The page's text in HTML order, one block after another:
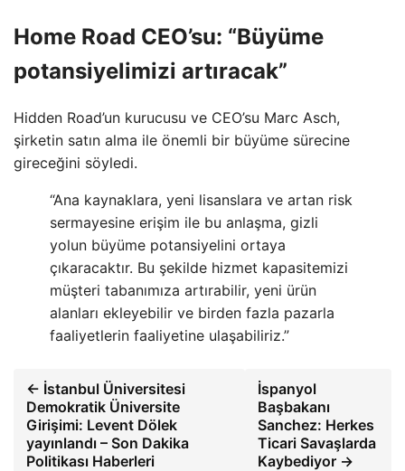
Home Road CEO’su: “Büyüme
potansiyelimizi artıracak”
Hidden Road’un kurucusu ve CEO’su Marc Asch,
şirketin satın alma ile önemli bir büyüme sürecine
gireceğini söyledi.
“Ana kaynaklara, yeni lisanslara ve artan risk
sermayesine erişim ile bu anlaşma, gizli
yolun büyüme potansiyelini ortaya
çıkaracaktır. Bu şekilde hizmet kapasitemizi
müşteri tabanımıza artırabilir, yeni ürün
alanları ekleyebilir ve birden fazla pazarla
faaliyetlerin faaliyetine ulaşabiliriz.”
← İstanbul Üniversitesi
Demokratik Üniversite
Girişimi: Levent Dölek
yayınlandı – Son Dakika
Politikası Haberleri
İspanyol
Başbakanı
Sanchez: Herkes
Ticari Savaşlarda
Kaybediyor →